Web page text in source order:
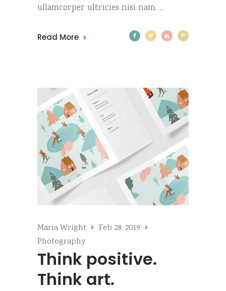
ullamcorper ultricies nisi nam.
Read More
Maria Wright
Feb 28, 2019
Photography
Think positive.
Think art.